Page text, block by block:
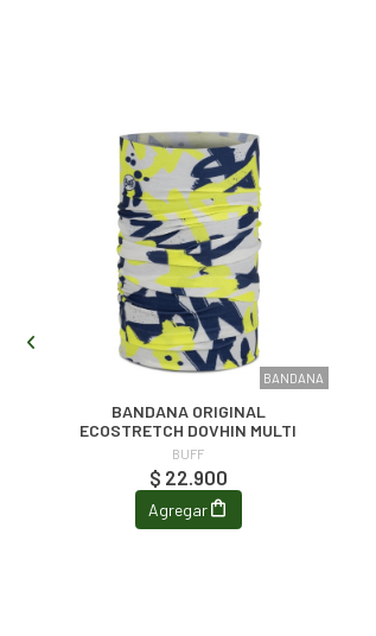
BANDANA
BANDANA ORIGINAL
ECOSTRETCH DOVHIN MULTI
BUFF
$ 22.900
Agregar